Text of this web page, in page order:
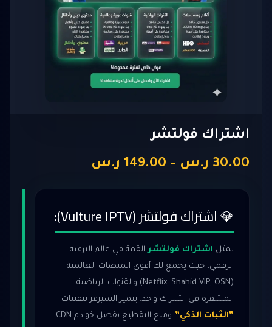
اشتراك فولتشر
30.00 ر.س –
149.00 ر.س
خلال
💎 اشتراك فولتشر (Vulture IPTV):
يمثل اشتراك فولتشرالقمة في عالم الترفيه
الرقمي، حيث يجمع لك أقوى المنصات العالمية
(Netflix, Shahid VIP, OSN) والقنوات الرياضية
المشفرة في اشتراك واحد. يتميز السيرفر بتقنيات
“الثبات الذكي”
ومنع التقطيع بفضل خوادم CDN